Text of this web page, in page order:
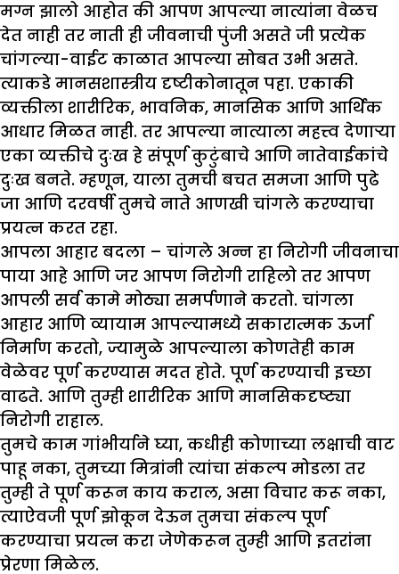
मग्न झालो आहोत की आपण आपल्या नात्यांना वेळच
देत नाही तर नाती ही जीवनाची पुंजी असते जी प्रत्येक
चांगल्या-वाईट काळात आपल्या सोबत उभी असते.
त्याकडे मानसशास्त्रीय दृष्टीकोनातून पहा. एकाकी
व्यक्तीला शारीरिक, भावनिक, मानसिक आणि आर्थिक
आधार मिळत नाही. तर आपल्या नात्याला महत्त्व देणार्‍या
एका व्यक्तीचे दुःख हे संपूर्ण कुटुंबाचे आणि नातेवाईकांचे
दुःख बनते. म्हणून, याला तुमची बचत समजा आणि पुढे
जा आणि दरवर्षी तुमचे नाते आणखी चांगले करण्याचा
प्रयत्न करत रहा.
आपला आहार बदला – चांगले अन्न हा निरोगी जीवनाचा
पाया आहे आणि जर आपण निरोगी राहिलो तर आपण
आपली सर्व कामे मोठ्या समर्पणाने करतो. चांगला
आहार आणि व्यायाम आपल्यामध्ये सकारात्मक ऊर्जा
निर्माण करतो, ज्यामुळे आपल्याला कोणतेही काम
वेळेवर पूर्ण करण्यास मदत होते. पूर्ण करण्याची इच्छा
वाढते. आणि तुम्ही शारीरिक आणि मानसिकदृष्ट्या
निरोगी राहाल.
तुमचे काम गांभीर्याने घ्या, कधीही कोणाच्या लक्षाची वाट
पाहू नका, तुमच्या मित्रांनी त्यांचा संकल्प मोडला तर
तुम्ही ते पूर्ण करून काय कराल, असा विचार करू नका,
त्याऐवजी पूर्ण झोकून देऊन तुमचा संकल्प पूर्ण
करण्याचा प्रयत्न करा जेणेकरून तुम्ही आणि इतरांना
प्रेरणा मिळेल.